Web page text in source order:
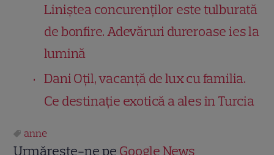
Liniștea concurenților este tulburată
de bonfire. Adevăruri dureroase ies la
lumină
Dani Oțil, vacanță de lux cu familia.
Ce destinație exotică a ales în Turcia
anne
Urmărește-ne pe Google News